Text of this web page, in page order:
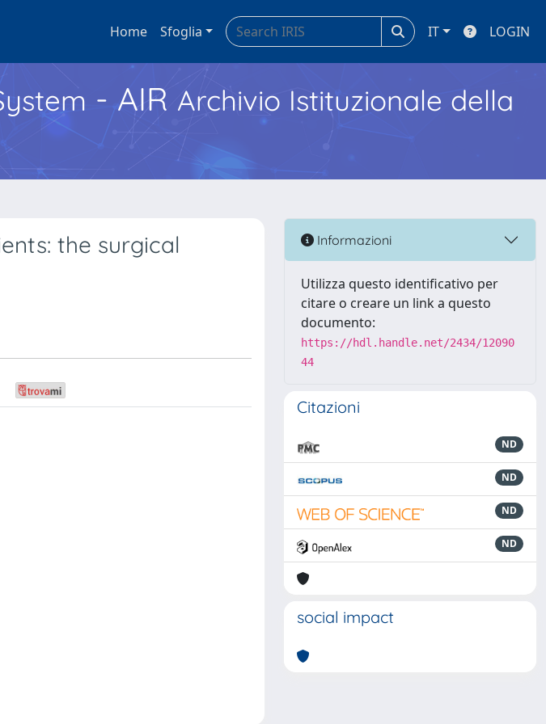
Home Sfoglia IT LOGIN
- AIR Archivio Istituzionale della
the surgical
Informazioni
Utilizza questo identificativo per
citare o creare un link a questo
documento:
https://hdl.handle.net/2434/12090
44
Citazioni
ND
ND
ND
ND
social impact